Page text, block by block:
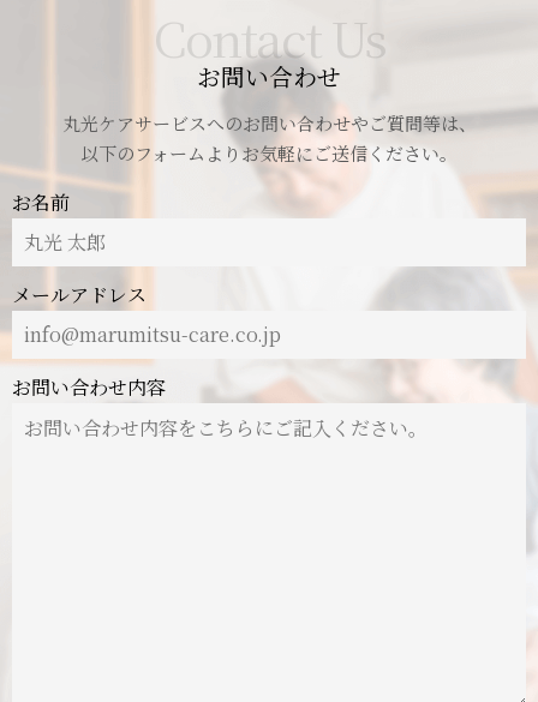
Contact Us
お問い合わせ
丸光ケアサービスへのお問い合わせやご質問等は、
以下のフォームよりお気軽にご送信ください。
お名前
メールアドレス
お問い合わせ内容